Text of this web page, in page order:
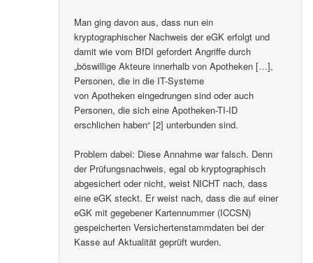
Man ging davon aus, dass nun ein
kryptographischer Nachweis der eGK erfolgt und
damit wie vom BfDI gefordert Angriffe durch
„böswillige Akteure innerhalb von Apotheken […],
Personen, die in die IT-Systeme
von Apotheken eingedrungen sind oder auch
Personen, die sich eine Apotheken-TI-ID
erschlichen haben“ [2] unterbunden sind.
Problem dabei: Diese Annahme war falsch. Denn
der Prüfungsnachweis, egal ob kryptographisch
abgesichert oder nicht, weist NICHT nach, dass
eine eGK steckt. Er weist nach, dass die auf einer
eGK mit gegebener Kartennummer (ICCSN)
gespeicherten Versichertenstammdaten bei der
Kasse auf Aktualität geprüft wurden.